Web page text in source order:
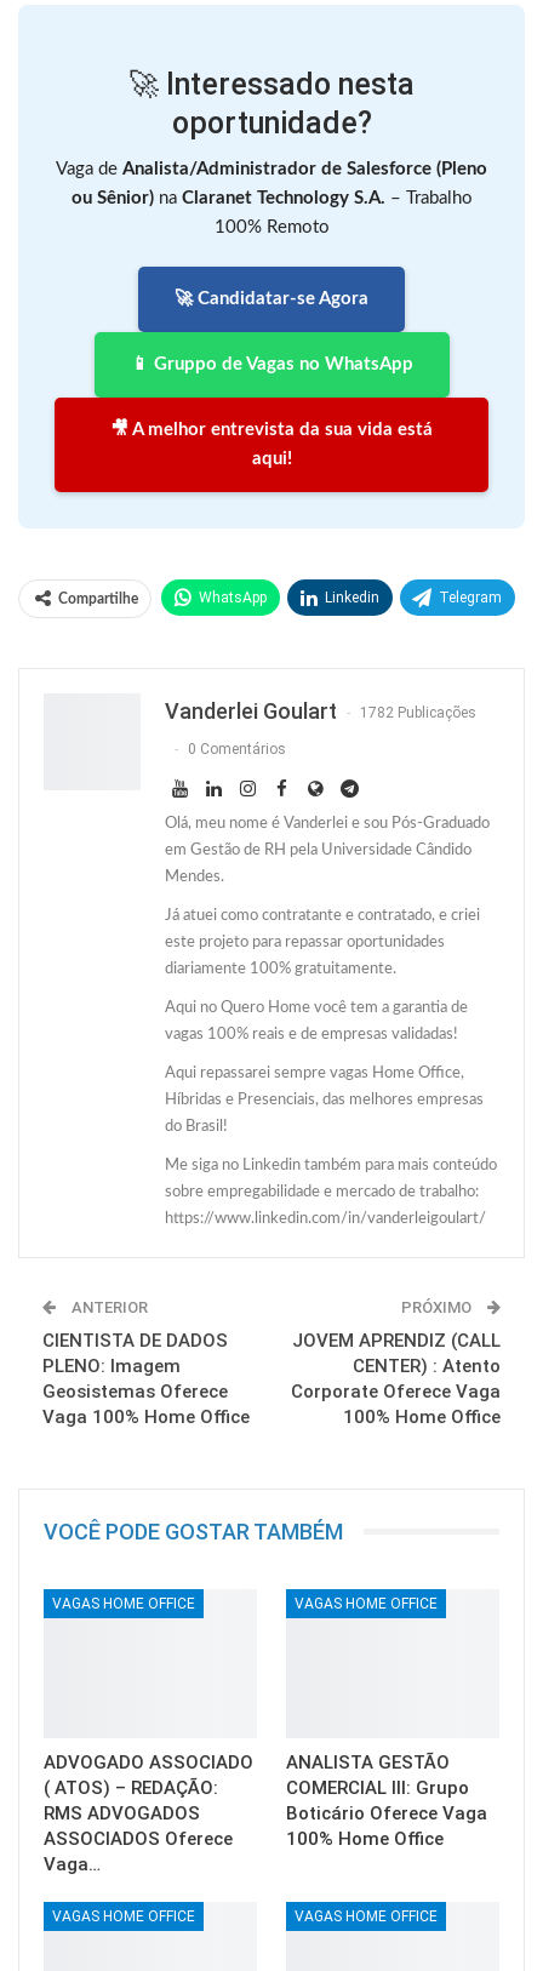
🚀 Interessado nesta
oportunidade?
Vaga de Analista/Administrador de Salesforce (Pleno
ou Sênior)na Claranet Technology S.A. – Trabalho
100% Remoto
🚀 Candidatar-se Agora
📱 Gruppo de Vagas no WhatsApp
🎥 A melhor entrevista da sua vida está
aqui!
Compartilhe WhatsApp Linkedin Telegram
Vanderlei Goulart 1782 Publicações
0 Comentários
Olá, meu nome é Vanderlei e sou Pós-Graduado
em Gestão de RH pela Universidade Cândido
Mendes.
Já atuei como contratante e contratado, e criei
este projeto para repassar oportunidades
diariamente 100% gratuitamente.
Aqui no Quero Home você tem a garantia de
vagas 100% reais e de empresas validadas!
Aqui repassarei sempre vagas Home Office,
Híbridas e Presenciais, das melhores empresas
do Brasil!
Me siga no Linkedin também para mais conteúdo
sobre empregabilidade e mercado de trabalho:
https://www.linkedin.com/in/vanderleigoulart/
ANTERIOR
CIENTISTA DE DADOS
PLENO: Imagem
Geosistemas Oferece
Vaga 100% Home Office
PRÓXIMO
JOVEM APRENDIZ (CALL
CENTER) : Atento
Corporate Oferece Vaga
100% Home Office
VOCÊ PODE GOSTAR TAMBÉM
VAGAS HOME OFFICE
ADVOGADO ASSOCIADO
( ATOS) – REDAÇÃO:
RMS ADVOGADOS
ASSOCIADOS Oferece
Vaga…
VAGAS HOME OFFICE
ANALISTA GESTÃO
COMERCIAL III: Grupo
Boticário Oferece Vaga
100% Home Office
VAGAS HOME OFFICE VAGAS HOME OFFICE